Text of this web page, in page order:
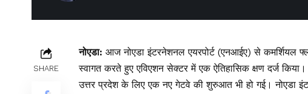
SHARE
नोएडा: आज नोएडा इंटरनेशनल एयरपोर्ट (एनआईए) से कमर्शियल
स्वागत करते हुए एविएशन सेक्टर में एक ऐतिहासिक क्षण दर्ज
उत्तर प्रदेश के लिए एक नए गेटवे की शुरुआत भी हो गई। नोएडा